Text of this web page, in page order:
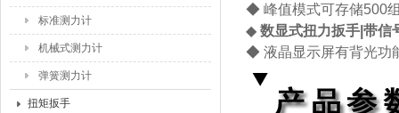
标准测力计
机械式测力计
弹簧测力计
扭矩扳手
◆ 峰值模式可存储500
◆ 数显式扭力扳手|带信
◆ 液晶显示屏有背光功